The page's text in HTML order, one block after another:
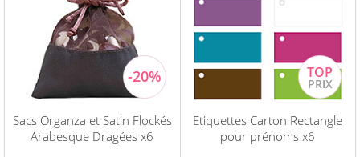
Sacs Organza et Satin Flockés
Arabesque Dragées x6
Etiquettes Carton Rectangle
pour prénoms x6